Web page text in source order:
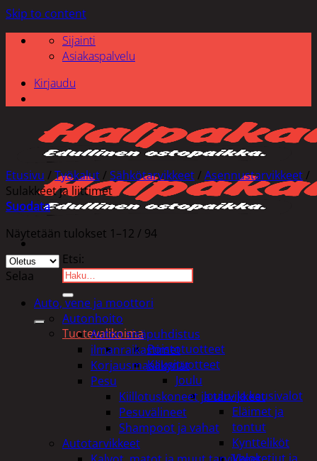
Skip to content
Sijainti
Asiakaspalvelu
Kirjaudu
Etsi:
Tuotevalikoima
Poistotuotteet
Kausituotteet
Joulu
Joulu- ja kausivalot
Eläimet ja
tontut
Kyntteliköt
Etusivu / Työkalut / Sähkötarvikkeet / Asennustarvikkeet /
Sulakkeet ja liittimet
Suodata
Näytetään tulokset 1–12 / 94
Selaa
Auto, vene ja moottori
Autonhoito
Auton sisäpuhdistus
ilmanraikastimet
Korjausmaalikynät
Pesu
Kiillotuskoneet ja tarvikkeet
Pesuvälineet
Shampoot ja vahat
Autotarvikkeet